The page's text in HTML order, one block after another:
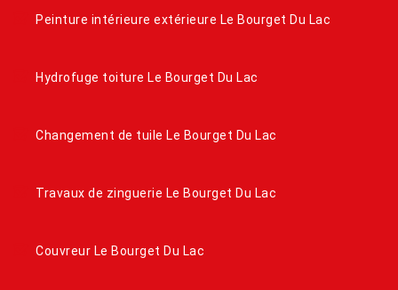
Peinture intérieure extérieure Le Bourget Du Lac
Hydrofuge toiture Le Bourget Du Lac
Changement de tuile Le Bourget Du Lac
Travaux de zinguerie Le Bourget Du Lac
Couvreur Le Bourget Du Lac